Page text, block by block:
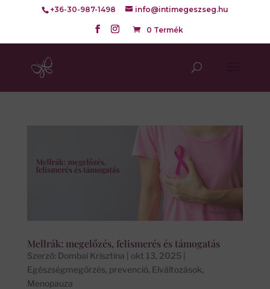
+36-30-987-1498 info@intimegeszseg.hu
0 Termék
Mellrák: megelőzés, felismerés és támogatás
Szerző: Dombai Krisztina okt 13, 2025
Egészségmegőrzés, prevenció, Elváltozások,
Menopauza